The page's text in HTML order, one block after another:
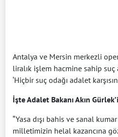
Antalya ve Mersin merkezli
liralık işlem hacmine sahip suç
‘Hiçbir suç odağı adalet
İşte Adalet Bakanı Akın
“Yasa dışı bahis ve sanal
milletimizin helal kazancına